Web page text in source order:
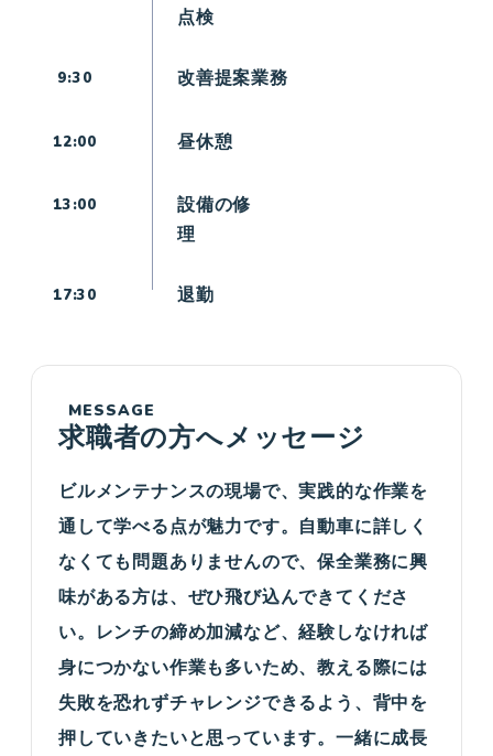
点検
9:30 改善提案業務
12:00 昼休憩
13:00
設備の修
理
17:30 退勤
MESSAGE
求職者の方へメッセージ
ビルメンテナンスの現場で、実践的な作業を
通して学べる点が魅力です。自動車に詳しく
なくても問題ありませんので、保全業務に興
味がある方は、ぜひ飛び込んできてくださ
い。レンチの締め加減など、経験しなければ
身につかない作業も多いため、教える際には
失敗を恐れずチャレンジできるよう、背中を
押していきたいと思っています。一緒に成長